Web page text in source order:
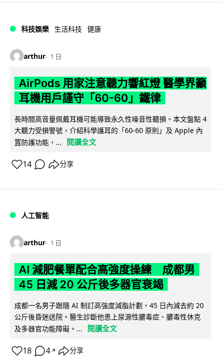
科技娛樂 生活科技 健康
arthur 1 日
AirPods 用家注意聽力響紅燈 醫學界籲
耳機用戶謹守「60-60」鐵律
長時間高音量佩戴耳機可能導致永久性噪音性聽損。本文盤點 4
大聽力受損警號，介紹科學護耳的「60-60 原則」及 Apple 內
置防護功能，...
閱讀全文
14 分享
人工智能
arthur 1 日
AI 減肥餐單配合高強度操練 成都男
45 日減 20 公斤後多器官衰竭
成都一名男子跟隨 AI 制訂高強度減脂計劃，45 日內減去約 20
公斤後昏迷送院。醫生診斷他患上尿源性膿毒症、膿毒性休克
及多器官功能障礙。...
閱讀全文
18 4 ↗ 分享